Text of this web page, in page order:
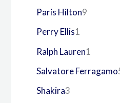
Paris Hilton9
Perry Ellis1
Ralph Lauren1
Salvatore Ferragamo
Shakira3